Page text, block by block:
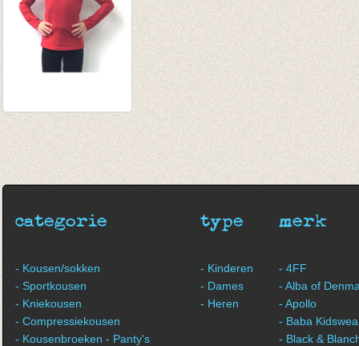
categorie
- Kousen/sokken
- Sportkousen
- Kniekousen
- Compressiekousen
- Kousenbroeken - Panty's
type
- Kinderen
- Dames
- Heren
merk
- 4FF
- Alba of
- Apollo
- Baba
- Black &